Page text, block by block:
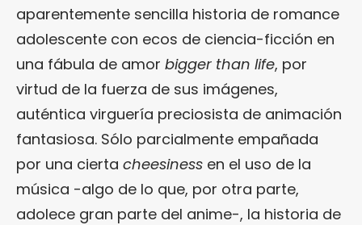
aparentemente sencilla historia de romance
adolescente con ecos de ciencia-ficción en
una fábula de amor bigger than life, por
virtud de la fuerza de sus imágenes,
auténtica virguería preciosista de animación
fantasiosa. Sólo parcialmente empañada
por una cierta cheesiness en el uso de la
música -algo de lo que, por otra parte,
adolece gran parte del anime-, la historia de